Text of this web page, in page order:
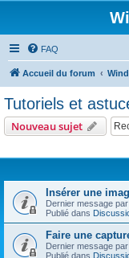
FAQ
Accueil du forum
Tutoriels et
Nouveau sujet
Insérer une
Dernier message par
Publié dans
Faire une
Dernier message par
Publié dans